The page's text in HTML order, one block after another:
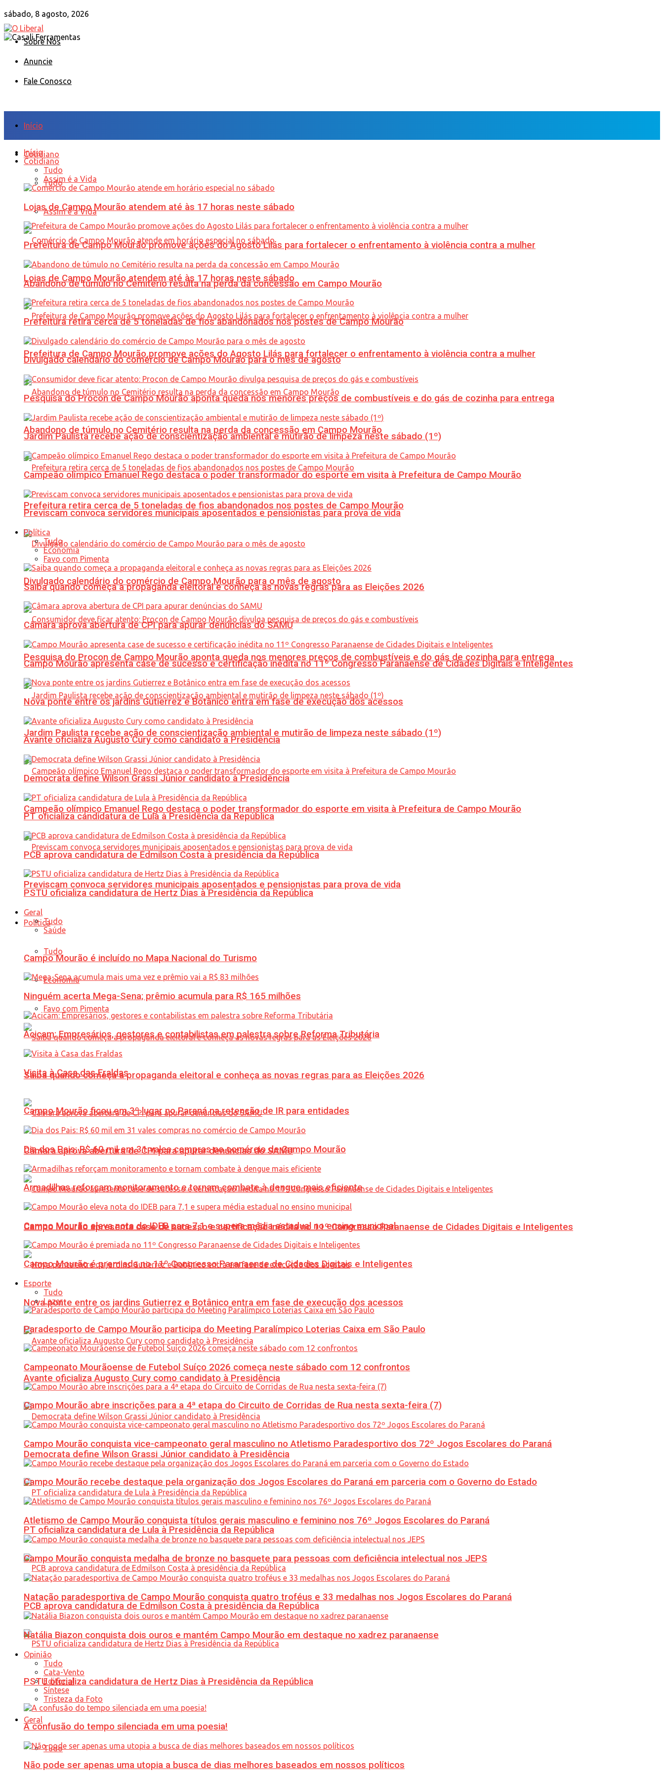
sábado, 8 agosto, 2026
Sobre Nós
Anuncie
Fale Conosco
Início
Cotidiano
Tudo
Assim é a Vida
Lojas de Campo Mourão atendem até às 17 horas neste sábado
Prefeitura de Campo Mourão promove ações do Agosto Lilás para fortalecer o enfrentamento à violência contra a mulher
Abandono de túmulo no Cemitério resulta na perda da concessão em Campo Mourão
Prefeitura retira cerca de 5 toneladas de fios abandonados nos postes de Campo Mourão
Divulgado calendário do comércio de Campo Mourão para o mês de agosto
Pesquisa do Procon de Campo Mourão aponta queda nos menores preços de combustíveis e do gás de cozinha para entrega
Jardim Paulista recebe ação de conscientização ambiental e mutirão de limpeza neste sábado (1º)
Campeão olímpico Emanuel Rego destaca o poder transformador do esporte em visita à Prefeitura de Campo Mourão
Previscam convoca servidores municipais aposentados e pensionistas para prova de vida
Política
Tudo
Economia
Favo com Pimenta
Saiba quando começa a propaganda eleitoral e conheça as novas regras para as Eleições 2026
Câmara aprova abertura de CPI para apurar denúncias do SAMU
Campo Mourão apresenta case de sucesso e certificação inédita no 11º Congresso Paranaense de Cidades Digitais e Inteligentes
Nova ponte entre os jardins Gutierrez e Botânico entra em fase de execução dos acessos
Avante oficializa Augusto Cury como candidato à Presidência
Democrata define Wilson Grassi Júnior candidato à Presidência
PT oficializa candidatura de Lula à Presidência da República
PCB aprova candidatura de Edmilson Costa à presidência da República
PSTU oficializa candidatura de Hertz Dias à Presidência da República
Geral
Tudo
Início
Cotidiano
Tudo
Assim é a Vida
Lojas de Campo Mourão atendem até às 17 horas neste sábado
Prefeitura de Campo Mourão promove ações do Agosto Lilás para fortalecer o enfrentamento à violência contra a mulher
Abandono de túmulo no Cemitério resulta na perda da concessão em Campo Mourão
Prefeitura retira cerca de 5 toneladas de fios abandonados nos postes de Campo Mourão
Divulgado calendário do comércio de Campo Mourão para o mês de agosto
Pesquisa do Procon de Campo Mourão aponta queda nos menores preços de combustíveis e do gás de cozinha para entrega
Jardim Paulista recebe ação de conscientização ambiental e mutirão de limpeza neste sábado (1º)
Campeão olímpico Emanuel Rego destaca o poder transformador do esporte em visita à Prefeitura de Campo Mourão
Previscam convoca servidores municipais aposentados e pensionistas para prova de vida
Política
Tudo
Economia
Favo com Pimenta
Saiba quando começa a propaganda eleitoral e conheça as novas regras para as Eleições 2026
Câmara aprova abertura de CPI para apurar denúncias do SAMU
Campo Mourão apresenta case de sucesso e certificação inédita no 11º Congresso Paranaense de Cidades Digitais e Inteligentes
Nova ponte entre os jardins Gutierrez e Botânico entra em fase de execução dos acessos
Avante oficializa Augusto Cury como candidato à Presidência
Democrata define Wilson Grassi Júnior candidato à Presidência
PT oficializa candidatura de Lula à Presidência da República
PCB aprova candidatura de Edmilson Costa à presidência da República
PSTU oficializa candidatura de Hertz Dias à Presidência da República
Geral
Tudo
Saúde
Campo Mourão é incluído no Mapa Nacional do Turismo
Ninguém acerta Mega-Sena; prêmio acumula para R$ 165 milhões
Acicam: Empresários, gestores e contabilistas em palestra sobre Reforma Tributária
Visita à Casa das Fraldas
Campo Mourão ficou em 3º lugar no Paraná na retenção de IR para entidades
Dia dos Pais: R$ 60 mil em 31 vales compras no comércio de Campo Mourão
Armadilhas reforçam monitoramento e tornam combate à dengue mais eficiente
Campo Mourão eleva nota do IDEB para 7,1 e supera média estadual no ensino municipal
Campo Mourão é premiada no 11º Congresso Paranaense de Cidades Digitais e Inteligentes
Esporte
Tudo
Lazer
Paradesporto de Campo Mourão participa do Meeting Paralímpico Loterias Caixa em São Paulo
Campeonato Mourãoense de Futebol Suíço 2026 começa neste sábado com 12 confrontos
Campo Mourão abre inscrições para a 4ª etapa do Circuito de Corridas de Rua nesta sexta-feira (7)
Campo Mourão conquista vice-campeonato geral masculino no Atletismo Paradesportivo dos 72º Jogos Escolares do Paraná
Campo Mourão recebe destaque pela organização dos Jogos Escolares do Paraná em parceria com o Governo do Estado
Atletismo de Campo Mourão conquista títulos gerais masculino e feminino nos 76º Jogos Escolares do Paraná
Campo Mourão conquista medalha de bronze no basquete para pessoas com deficiência intelectual nos JEPS
Natação paradesportiva de Campo Mourão conquista quatro troféus e 33 medalhas nos Jogos Escolares do Paraná
Natália Biazon conquista dois ouros e mantém Campo Mourão em destaque no xadrez paranaense
Opinião
Tudo
Cata-Vento
Editorial
Síntese
Tristeza da Foto
A confusão do tempo silenciada em uma poesia!
Não pode ser apenas uma utopia a busca de dias melhores baseados em nossos políticos